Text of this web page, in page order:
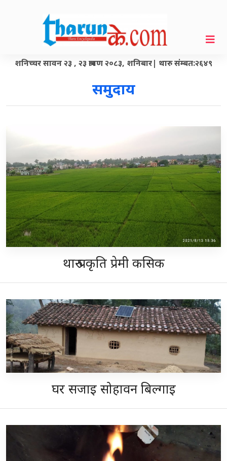
शनिच्चर सावन २३ , २३ श्रावण २०८३, शनिबार| थारु संम्बत:२६४९
समुदाय
थारु प्रकृति प्रेमी कसिक
घर सजाइ सोहावन बिल्गाइ